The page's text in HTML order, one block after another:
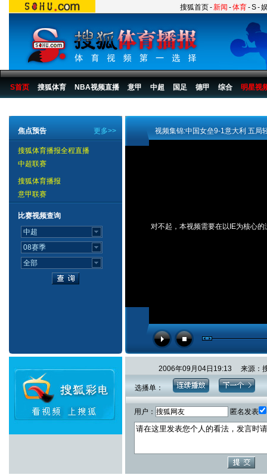
搜狐首页-新闻 -体育-S-
S首页 搜狐体育 NBA视频直播 意甲 中超 国足 德甲 综合 明星视
更多>>
焦点预告
搜狐体育播报全程直播
中超联赛
搜狐体育播报
意甲联赛
比赛视频查询
视频集锦:中国女垒9-1意大利 五局
对不起，本视频需要在以IE为核心的
2006年09月04日19:13 来源：
选播单：
用户： 匿名发表